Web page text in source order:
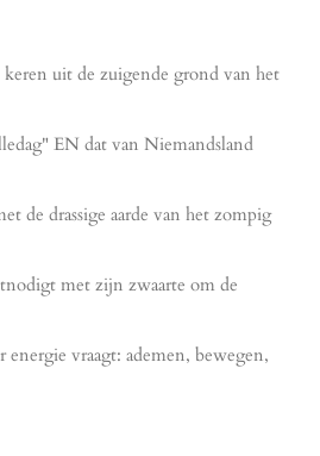
uit de zuigende grond van het
EN dat van Niemandsland
de drassige aarde van het zompig
met zijn zwaarte om de
energie vraagt: ademen, bewegen,